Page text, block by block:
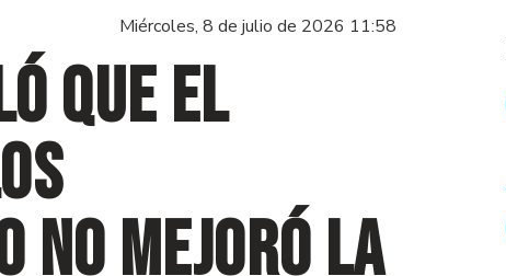
Miércoles, 8 de julio de 2026 11:58
que el
no mejoró la